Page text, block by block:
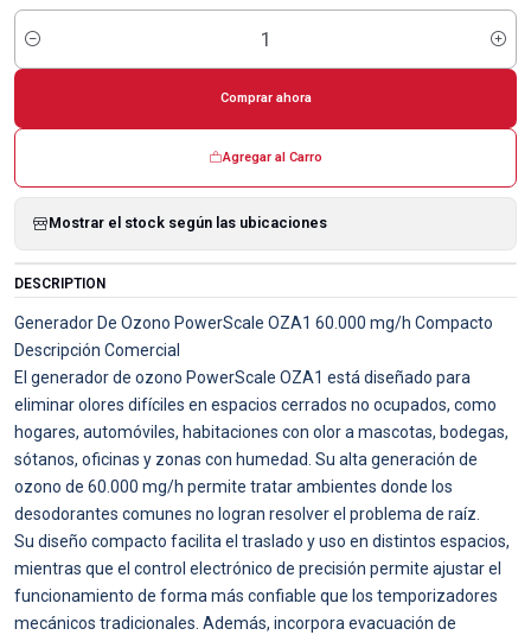
Cantidad
Agregar al Carro
Comprar ahora
Mostrar el stock según las ubicaciones
DESCRIPTION
Generador De Ozono PowerScale OZA1 60.000 mg/h Compacto
Descripción Comercial
El generador de ozono PowerScale OZA1 está diseñado para
eliminar olores difíciles en espacios cerrados no ocupados, como
hogares, automóviles, habitaciones con olor a mascotas, bodegas,
sótanos, oficinas y zonas con humedad. Su alta generación de
ozono de 60.000 mg/h permite tratar ambientes donde los
desodorantes comunes no logran resolver el problema de raíz.
Su diseño compacto facilita el traslado y uso en distintos espacios,
mientras que el control electrónico de precisión permite ajustar el
funcionamiento de forma más confiable que los temporizadores
mecánicos tradicionales. Además, incorpora evacuación de